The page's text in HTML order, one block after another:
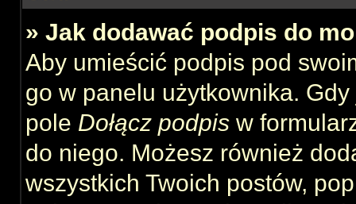
» Jak dodawać podpis do
Aby umieścić podpis pod
go w panelu użytkownika.
pole Dołącz podpis w
do niego. Możesz również
wszystkich Twoich postów,